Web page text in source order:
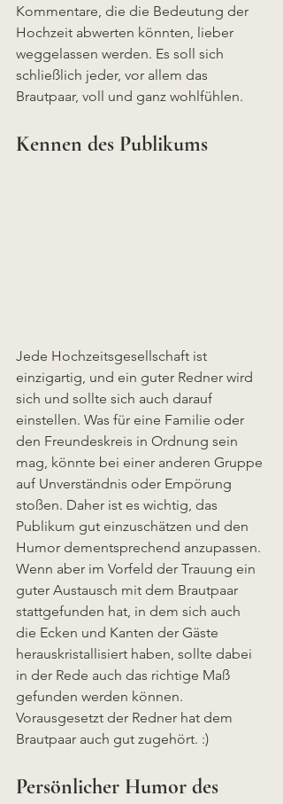
Kommentare, die die Bedeutung der
Hochzeit abwerten könnten, lieber
weggelassen werden. Es soll sich
schließlich jeder, vor allem das
Brautpaar, voll und ganz wohlfühlen.
Kennen des Publikums
Jede Hochzeitsgesellschaft ist
einzigartig, und ein guter Redner wird
sich und sollte sich auch darauf
einstellen. Was für eine Familie oder
den Freundeskreis in Ordnung sein
mag, könnte bei einer anderen Gruppe
auf Unverständnis oder Empörung
stoßen. Daher ist es wichtig, das
Publikum gut einzuschätzen und den
Humor dementsprechend anzupassen.
Wenn aber im Vorfeld der Trauung ein
guter Austausch mit dem Brautpaar
stattgefunden hat, in dem sich auch
die Ecken und Kanten der Gäste
herauskristallisiert haben, sollte dabei
in der Rede auch das richtige Maß
gefunden werden können.
Vorausgesetzt der Redner hat dem
Brautpaar auch gut zugehört. :)
Persönlicher Humor des